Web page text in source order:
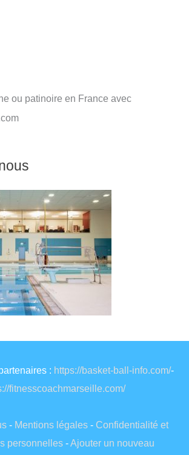
ou patinoire en France avec
: https://basket-ball-info.com/-
fitnesscoachmarseille.com/
- Mentions légales- Confidentialité et
personnelles -Ajouter un nouveau